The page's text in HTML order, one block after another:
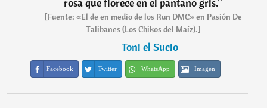
[Fuente: «El de en medio de los Run DMC» en Pasión De
Talibanes (Los Chikos del Maíz).]
―Toni el Sucio
Facebook Twitter WhatsApp Imagen